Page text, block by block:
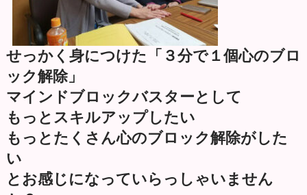
せっかく身につけた「３分で１個心のブロ
ック解除」
マインドブロックバスターとして
もっとスキルアップしたい
もっとたくさん心のブロック解除がした
い
とお感じになっていらっしゃいません